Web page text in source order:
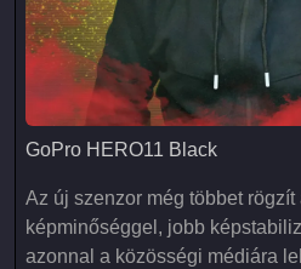
GoPro HERO11 Black
GoPro HERO11 Black
Az új szenzor még többet
képminőséggel, jobb
azonnal a közösségi médiára